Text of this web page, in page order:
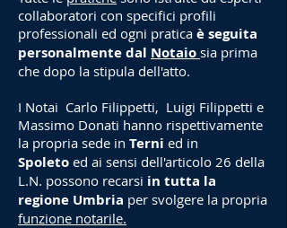
collaboratori con specifici profili
professionali ed ogni pratica è seguita
personalmente dal Notaio sia prima
che dopo la stipula dell'atto.
I Notai Carlo Filippetti, Luigi Filippetti e
Massimo Donati hanno rispettivamente
la propria sede in Terni ed in
Spoleto ed ai sensi dell'articolo 26 della
L.N. possono recarsi in tutta la
regione Umbria per svolgere la propria
funzione notarile.